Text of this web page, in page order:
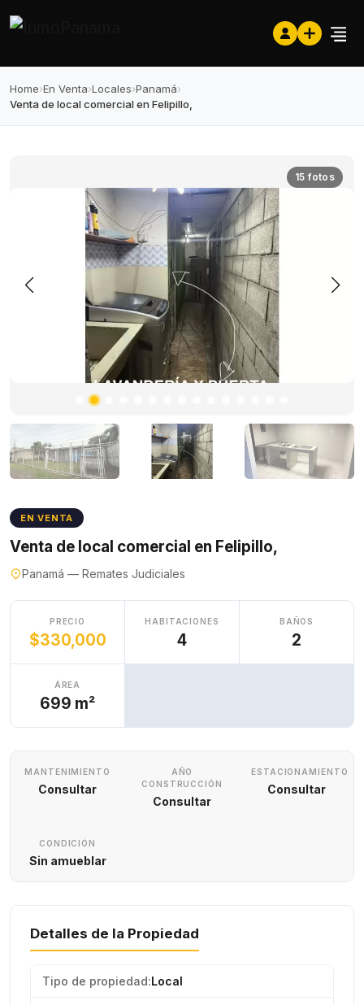
Home›En Venta›Locales›Panamá›
Venta de local comercial en Felipillo,
15 fotos
EN VENTA
Venta de local comercial en Felipillo,
Panamá — Remates Judiciales
PRECIO
$330,000
HABITACIONES
4
BAÑOS
2
ÁREA
699 m²
MANTENIMIENTO
Consultar
AÑO
CONSTRUCCIÓN
Consultar
ESTACIONAMIENTO
Consultar
CONDICIÓN
Sin amueblar
Detalles de la Propiedad
Tipo de propiedad:Local